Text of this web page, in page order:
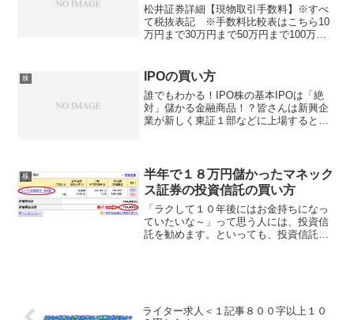
松井証券詳細【現物取引手数料】※すべ
て税抜表記 ※手数料比較表はこちら10
万円まで30万円まで50万円まで100万円
無料iモード・EZweb・Yahoo...
株 IPOの買い方
誰でもわかる！IPO株の基本IPOは「絶
対」儲かる金融商品！？皆さんは新興企
業が新しく東証１部などに上場すると人
イシイトコ取りがで...
株
半年で１８万円儲かったマネック
ス証券の投資信託の買い方
「ラクして１０年後にはお金持ちになっ
ていたいな～」って思う人には、投資信
託を勧めます。といっても、投資信託っ
ライター求人＜１記事８００字以上１０